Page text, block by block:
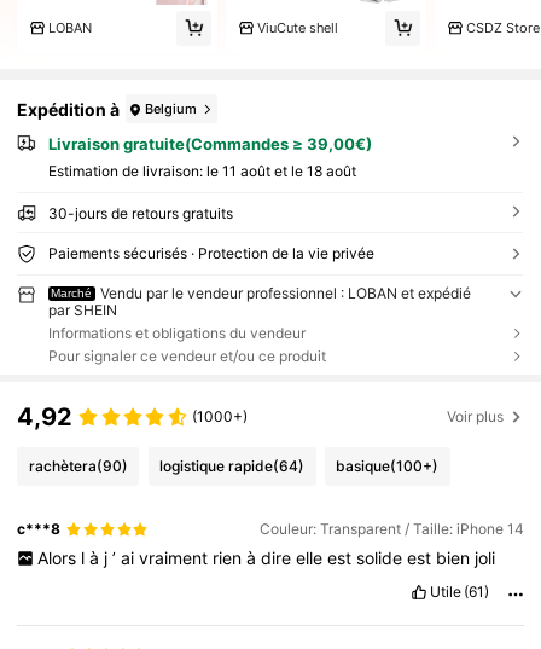
LOBAN ViuCute shell CSDZ Store
Expédition à Belgium
Livraison gratuite(Commandes ≥ 39,00€)
Estimation de livraison: le 11 août et le 18 août
30-jours de retours gratuits
Paiements sécurisés · Protection de la vie privée
Marché
Vendu par le vendeur professionnel : LOBAN et expédié
par SHEIN
Informations et obligations du vendeur
Pour signaler ce vendeur et/ou ce produit
4,92 (1000+) Voir plus
rachètera(90) logistique rapide(64) basique(100+)
c***8 Couleur: Transparent / Taille: iPhone 14
Alors l à j ’ ai vraiment rien à dire elle est solide est bien joli
Utile (61)